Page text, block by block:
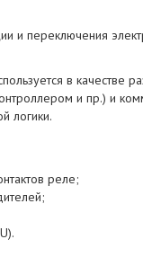
и переключения
в качестве
и пр.) и
логики.
реле;